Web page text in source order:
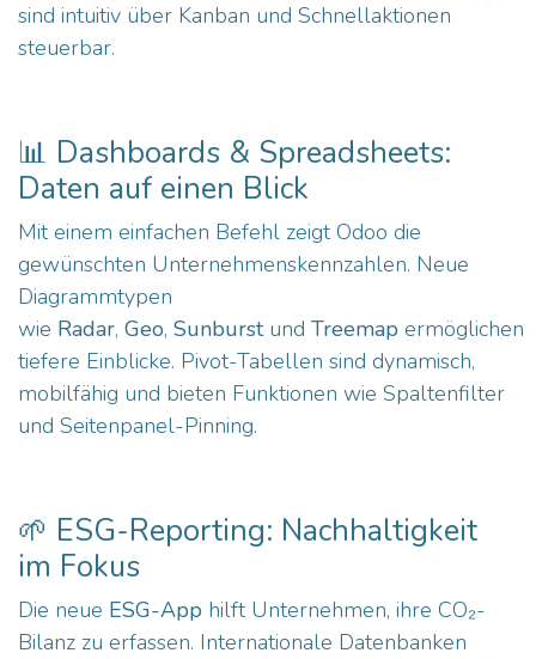
sind intuitiv über Kanban und Schnellaktionen
steuerbar.
📊 Dashboards & Spreadsheets:
Daten auf einen Blick
Mit einem einfachen Befehl zeigt Odoo die
gewünschten Unternehmenskennzahlen. Neue
Diagrammtypen
wie Radar, Geo, Sunburstund Treemap ermöglichen
tiefere Einblicke. Pivot-Tabellen sind dynamisch,
mobilfähig und bieten Funktionen wie Spaltenfilter
und Seitenpanel-Pinning.
🌱 ESG-Reporting: Nachhaltigkeit
im Fokus
Die neue ESG-App hilft Unternehmen, ihre CO₂-
Bilanz zu erfassen. Internationale Datenbanken